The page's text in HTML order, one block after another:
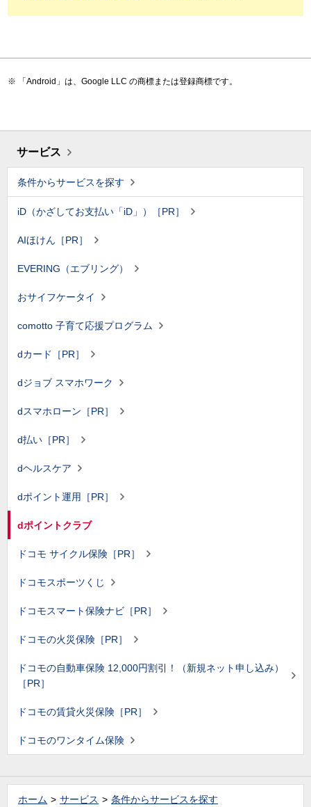
「Android」は、Google LLC の商標または登録商標です。
サービス
条件からサービスを探す
iD（かざしてお支払い「iD」）［PR］
AIほけん［PR］
EVERING（エブリング）
おサイフケータイ
comotto 子育て応援プログラム
dカード［PR］
dジョブ スマホワーク
dスマホローン［PR］
d払い［PR］
dヘルスケア
dポイント運用［PR］
dポイントクラブ
ドコモ サイクル保険［PR］
ドコモスポーツくじ
ドコモスマート保険ナビ［PR］
ドコモの火災保険［PR］
ドコモの自動車保険 12,000円割引！（新規ネット申し込み）
［PR］
ドコモの賃貸火災保険［PR］
ドコモのワンタイム保険
ホーム サービス
条件からサービスを探す